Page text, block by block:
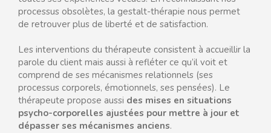
processus obsolètes, la gestalt-thérapie nous permet
de retrouver plus de liberté et de satisfaction.
Les interventions du thérapeute consistent à accueillir la
parole du client mais aussi à refléter ce qu’il voit et
comprend de ses mécanismes relationnels (ses
processus corporels, émotionnels, ses pensées). Le
thérapeute propose aussi des mises en situations
psycho-corporelles ajustées pour mettre à jour et
dépasser ses mécanismes anciens.